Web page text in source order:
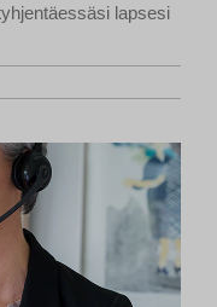
lapsesi